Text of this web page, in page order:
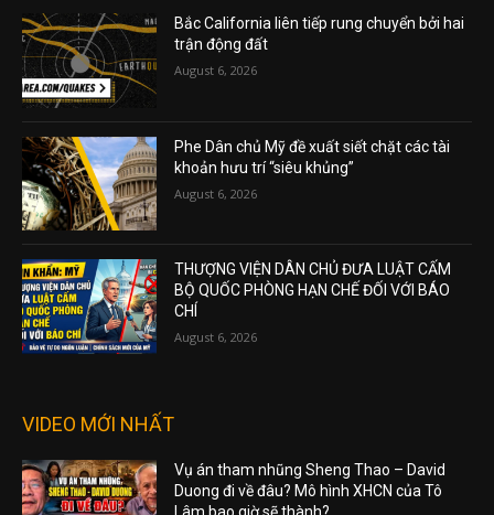
BÀI VIẾT MỚI NHẤT
Bắc California liên tiếp rung chuyển bởi hai
August 6, 2026
Phe Dân chủ Mỹ đề xuất siết chặt các tài
August 6, 2026
BỘ QUỐC PHÒNG HẠN CHẾ ĐỐI VỚI BÁO
VIDEO MỚI NHẤT